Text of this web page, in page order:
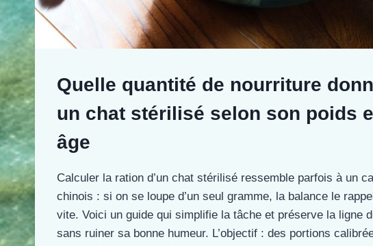
Quelle quantité de nourriture
un chat stérilisé selon son poids
âge
Calculer la ration d’un chat stérilisé ressemble parfois à un
chinois : si on se loupe d’un seul gramme, la balance le
vite. Voici un guide qui simplifie la tâche et préserve la ligne
sans ruiner sa bonne humeur. L’objectif : des portions